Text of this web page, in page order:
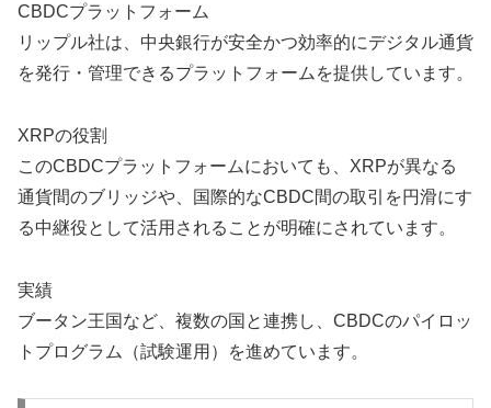
CBDCプラットフォーム
リップル社は、中央銀行が安全かつ効率的にデジタル通貨
を発行・管理できるプラットフォームを提供しています。
XRPの役割
このCBDCプラットフォームにおいても、XRPが異なる
通貨間のブリッジや、国際的なCBDC間の取引を円滑にす
る中継役として活用されることが明確にされています。
実績
ブータン王国など、複数の国と連携し、CBDCのパイロッ
トプログラム（試験運用）を進めています。